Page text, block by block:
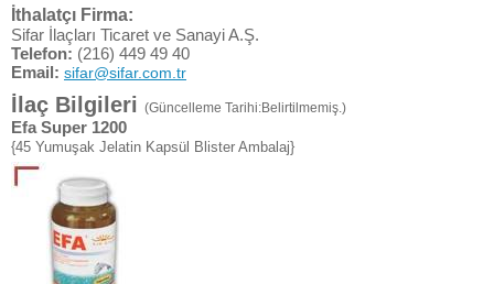
İthalatçı Firma:
Sifar İlaçları Ticaret ve Sanayi A.Ş.
Telefon: (216) 449 49 40
Email: sifar@sifar.com.tr
İlaç Bilgileri (Güncelleme Tarihi:Belirtilmemiş.)
Efa Super 1200
{45 Yumuşak Jelatin Kapsül Blister Ambalaj}